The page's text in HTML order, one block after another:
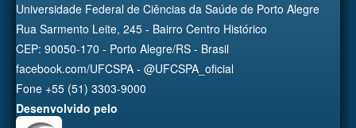
Universidade Federal de Ciências da Saúde de Porto Alegre
Rua Sarmento Leite, 245 - Bairro Centro Histórico
CEP: 90050-170 - Porto Alegre/RS - Brasil
facebook.com/UFCSPA - @UFCSPA_oficial
Fone +55 (51) 3303-9000
Desenvolvido pelo